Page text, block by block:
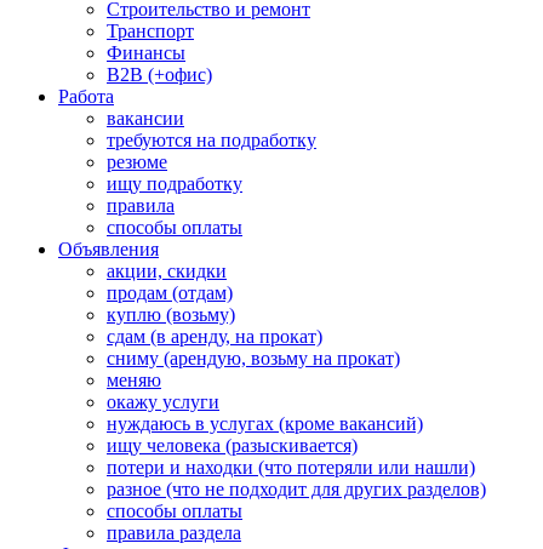
Строительство и ремонт
Транспорт
Финансы
B2B (+офис)
Работа
вакансии
требуются на подработку
резюме
ищу подработку
правила
способы оплаты
Объявления
акции, скидки
продам (отдам)
куплю (возьму)
сдам (в аренду, на прокат)
сниму (арендую, возьму на прокат)
меняю
окажу услуги
нуждаюсь в услугах (кроме вакансий)
ищу человека (разыскивается)
потери и находки (что потеряли или нашли)
разное (что не подходит для других разделов)
способы оплаты
правила раздела